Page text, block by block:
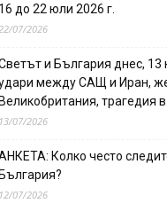
до 22 юли 2026 г.
07/2026
и България днес, 13
между САЩ и Иран,
трагедия
07/2026
Колко често
07/2026